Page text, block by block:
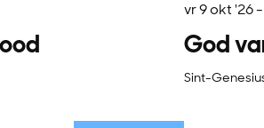
God
Sint-
vr 9 okt '26